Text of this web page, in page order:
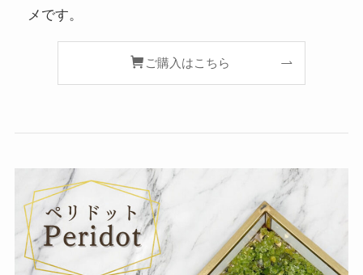
メです。
ご購入はこちら